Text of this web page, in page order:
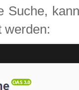
Suche,
werden: